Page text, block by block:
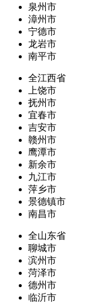
泉州市
漳州市
宁德市
龙岩市
南平市
全江西省
上饶市
抚州市
宜春市
吉安市
赣州市
鹰潭市
新余市
九江市
萍乡市
景德镇市
南昌市
全山东省
聊城市
滨州市
菏泽市
德州市
临沂市